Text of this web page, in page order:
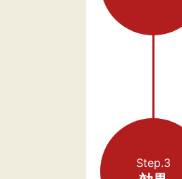
Step.3